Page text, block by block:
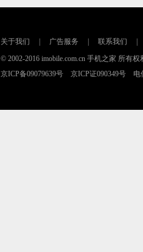
关于我们 广告服务 联系我们
© 2002-2016 imobile.com.cn 手机之家 所有
京ICP备09079639号 京ICP证090349号 电